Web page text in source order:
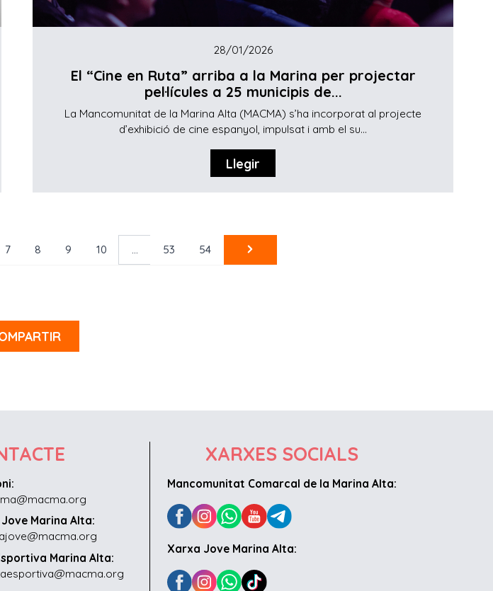
28/01/2026
El “Cine en Ruta” arriba a la Marina per projectar
pel·lícules a 25 municipis de...
La Mancomunitat de la Marina Alta (MACMA) s’ha incorporat al projecte
d’exhibició de cine espanyol, impulsat i amb el su...
Llegir
7 8 9 10 ... 53 54
Marina Alta:
Marina Alta:
XARXES SOCIALS
Mancomunitat Comarcal de la Marina Alta:
Xarxa Jove Marina Alta: